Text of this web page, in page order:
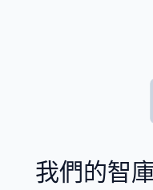
我們的智